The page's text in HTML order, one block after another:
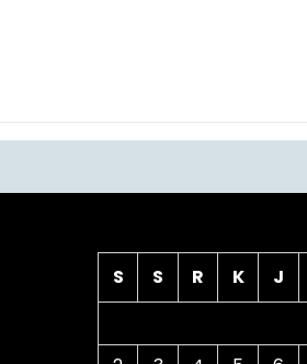
S S R K J